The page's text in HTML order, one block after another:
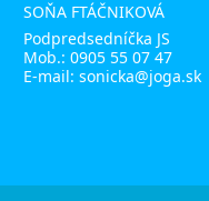
SOŇA FTÁČNIKOVÁ
Podpredsedníčka JS
Mob.: 0905 55 07 47
E-mail: sonicka@joga.sk